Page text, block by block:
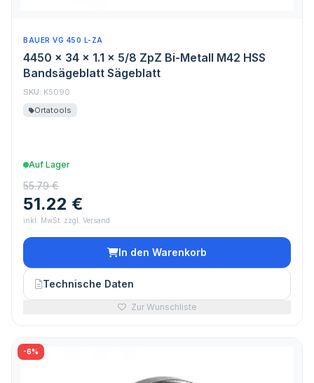
BAUER VG 450 L-ZA
4450 x 34 x 1.1 x 5/8 ZpZ Bi-Metall M42 HSS
Bandsägeblatt Sägeblatt
SKU: K5090
Ortatools
Auf Lager
55.79 €
51.22 €
inkl. MwSt. zzgl. Versand
In den Warenkorb
Technische Daten
Zur Wunschliste
-6%